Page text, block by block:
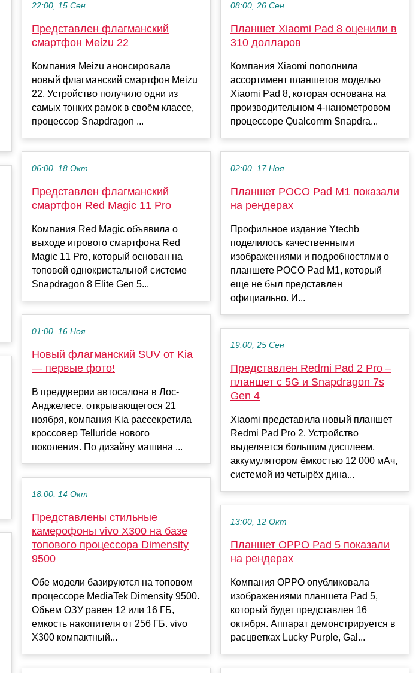
22:00, 15 Сен
Представлен флагманский
смартфон Meizu 22
Компания Meizu анонсировала
новый флагманский смартфон Meizu
22. Устройство получило одни из
самых тонких рамок в своём классе,
процессор Snapdragon ...
06:00, 18 Окт
Представлен флагманский
смартфон Red Magic 11 Pro
Компания Red Magic объявила о
выходе игрового смартфона Red
Magic 11 Pro, который основан на
топовой однокристальной системе
Snapdragon 8 Elite Gen 5...
01:00, 16 Ноя
Новый флагманский SUV от Kia
— первые фото!
В преддверии автосалона в Лос-
Анджелесе, открывающегося 21
ноября, компания Kia рассекретила
кроссовер Telluride нового
поколения. По дизайну машина ...
18:00, 14 Окт
Представлены стильные
камерофоны vivo X300 на базе
топового процессора Dimensity
9500
Обе модели базируются на топовом
процессоре MediaTek Dimensity 9500.
Объем ОЗУ равен 12 или 16 ГБ,
емкость накопителя от 256 ГБ. vivo
X300 компактный...
08:00, 26 Сен
Планшет Xiaomi Pad 8 оценили в
310 долларов
Компания Xiaomi пополнила
ассортимент планшетов моделью
Xiaomi Pad 8, которая основана на
производительном 4-нанометровом
процессоре Qualcomm Snapdra...
02:00, 17 Ноя
Планшет POCO Pad M1 показали
на рендерах
Профильное издание Ytechb
поделилось качественными
изображениями и подробностями о
планшете POCO Pad M1, который
еще не был представлен
официально. И...
19:00, 25 Сен
Представлен Redmi Pad 2 Pro –
планшет с 5G и Snapdragon 7s
Gen 4
Xiaomi представила новый планшет
Redmi Pad Pro 2. Устройство
выделяется большим дисплеем,
аккумулятором ёмкостью 12 000 мАч,
системой из четырёх дина...
13:00, 12 Окт
Планшет OPPO Pad 5 показали
на рендерах
Компания OPPO опубликовала
изображениями планшета Pad 5,
который будет представлен 16
октября. Аппарат демонстрируется в
расцветках Lucky Purple, Gal...